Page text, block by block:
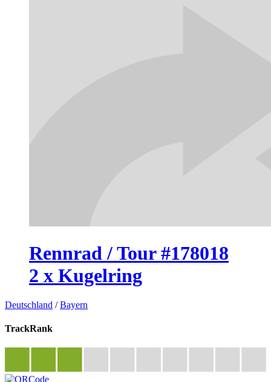
Rennrad / Tour #178018
2 x Kugelring
Deutschland /Bayern
TrackRank